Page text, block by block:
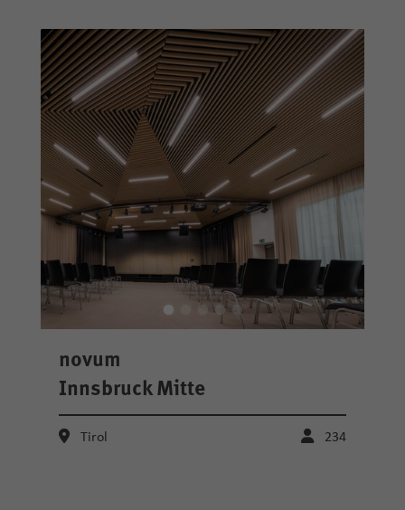
novum
Innsbruck Mitte
Tirol 234